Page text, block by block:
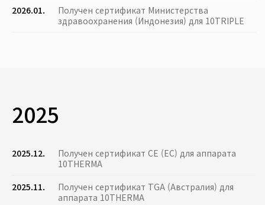
2026.01.
Получен сертификат Министерства
здравоохранения (Индонезия) для 10TRIPLE
2025
2025.12.
Получен сертификат CE (ЕС) для аппарата
10THERMA
2025.11.
Получен сертификат TGA (Австралия) для
аппарата 10THERMA